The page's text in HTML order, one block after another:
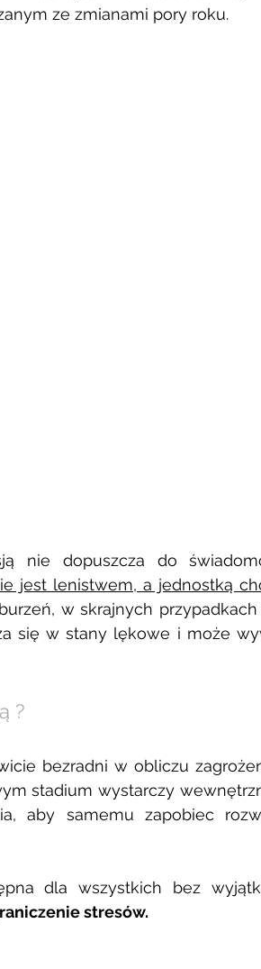
ze zmianami pory roku.
nie dopuszcza do
jest lenistwem, a jednostką
w skrajnych
się w stany lękowe i może
?
bezradni w obliczu
stadium wystarczy
aby samemu zapobiec
dla wszystkich bez
stresów.